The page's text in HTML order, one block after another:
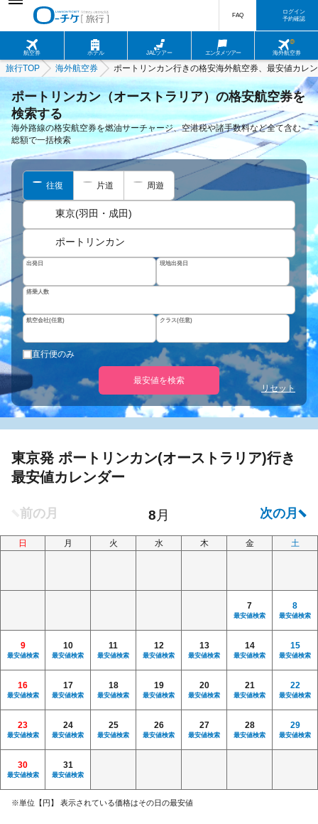
航空券 ホテル JALツアー エンタメツアー 海外航空券
FAQ
ログイン
予約確認
旅行TOP 海外航空券 ポートリンカン行きの格安海外航空券、最安値カレ
ポートリンカン（オーストラリア）の格安航空券を
検索する
海外路線の格安航空券を燃油サーチャージ、空港税や諸手数料など全て含む
総額で一括検索
往復 片道 周遊
東京(羽田・成田)
ポートリンカン
出発日 現地出発日
搭乗人数
航空会社(任意) クラス(任意)
直行便のみ
最安値を検索
リセット
東京発 ポートリンカン(オーストラリア)行き
最安値カレンダー
日 月 火 水 木 金 土
7
最安値検索
8
最安値検索
9
最安値検索
10
最安値検索
11
最安値検索
12
最安値検索
13
最安値検索
14
最安値検索
15
最安値検索
16
最安値検索
17
最安値検索
18
最安値検索
19
最安値検索
20
最安値検索
21
最安値検索
22
最安値検索
23
最安値検索
24
最安値検索
25
最安値検索
26
最安値検索
27
最安値検索
28
最安値検索
29
最安値検索
30
最安値検索
31
最安値検索
※単位【円】 表示されている価格はその日の最安値